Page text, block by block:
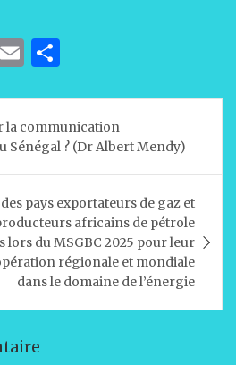
E
ai
l
ta
g
er
la communication
Sénégal ? (Dr Albert Mendy)
pays exportateurs de gaz et
africains de pétrole
lors du MSGBC 2025 pour leur
régionale et mondiale
dans le domaine de l’énergie